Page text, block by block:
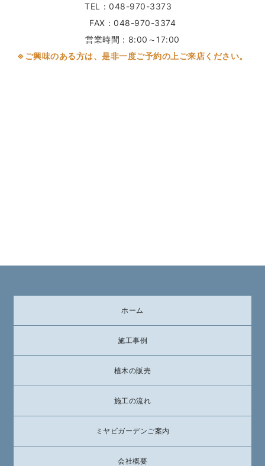
TEL：048-970-3373
FAX：048-970-3374
営業時間：8:00～17:00
※ご興味のある方は、是非一度ご予約の上ご来店ください。
ホーム
施工事例
植木の販売
施工の流れ
ミヤビガーデンご案内
会社概要